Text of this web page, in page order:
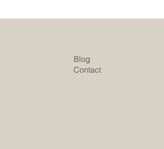
Blog
Contact